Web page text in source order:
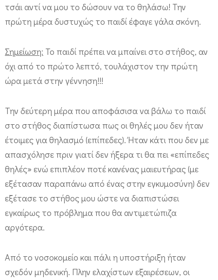
τσάι αντί να μου το δώσουν να το θηλάσω! Την
πρώτη μέρα δυστυχώς το παιδί έφαγε γάλα σκόνη.
Σημείωση: Το παιδί πρέπει να μπαίνει στο στήθος, αν
όχι από το πρώτο λεπτό, τουλάχιστον την πρώτη
ώρα μετά στην γέννηση!!!
Την δεύτερη μέρα που αποφάσισα να βάλω το παιδί
στο στήθος διαπίστωσα πως οι θηλές μου δεν ήταν
έτοιμες για θηλασμό (επίπεδες). Ήταν κάτι που δεν με
απασχόλησε πριν γιατί δεν ήξερα τι θα πει «επίπεδες
θηλές» ενώ επιπλέον ποτέ κανένας μαιευτήρας (με
εξέτασαν παραπάνω από ένας στην εγκυμοσύνη) δεν
εξέτασε το στήθος μου ώστε να διαπιστώσει
εγκαίρως το πρόβλημα που θα αντιμετώπιζα
αργότερα.
Από το νοσοκομείο και πάλι η υποστήριξη ήταν
σχεδόν μηδενική. Πλην ελαχίστων εξαιρέσεων, οι